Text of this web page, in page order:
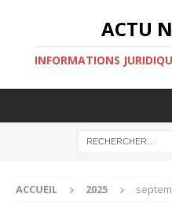
ACTU
INFORMATIONS
ACCUEIL 2025